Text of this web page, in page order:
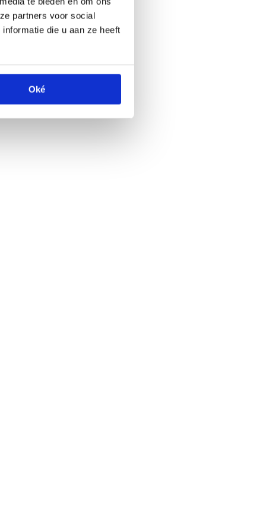
partners voor social
die u aan ze heeft
Oké